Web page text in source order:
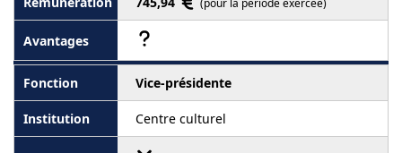
(pour la période exercée)
Vice-présidente
Centre culturel